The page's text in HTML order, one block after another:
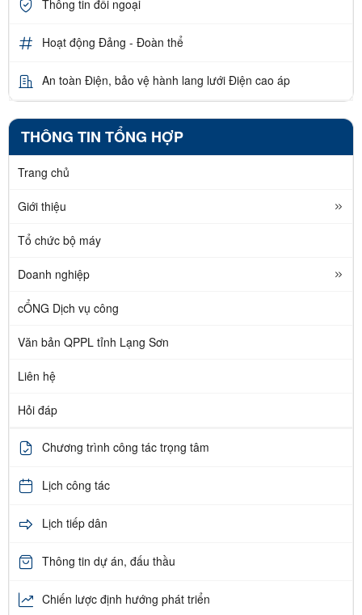
Thông tin đối ngoại
Hoạt động Đảng - Đoàn thể
An toàn Điện, bảo vệ hành lang lưới Điện cao áp
THÔNG TIN TỔNG HỢP
Trang chủ
Giới thiệu
Tổ chức bộ máy
Doanh nghiệp
cỔNG Dịch vụ công
Văn bản QPPL tỉnh Lạng Sơn
Liên hệ
Hỏi đáp
Chương trình công tác trọng tâm
Lịch công tác
Lịch tiếp dân
Thông tin dự án, đấu thầu
Chiến lược định hướng phát triển